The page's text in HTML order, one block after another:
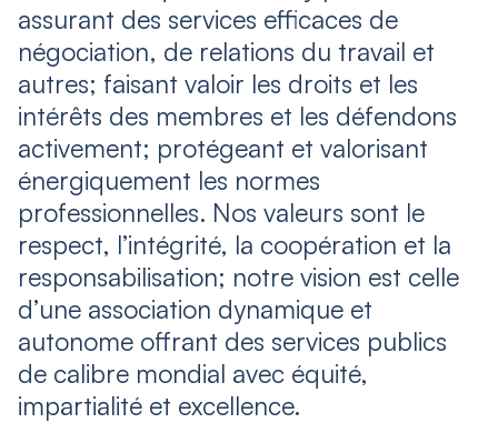
assurant des services efficaces de
négociation, de relations du travail et
autres; faisant valoir les droits et les
intérêts des membres et les défendons
activement; protégeant et valorisant
énergiquement les normes
professionnelles. Nos valeurs sont le
respect, l’intégrité, la coopération et la
responsabilisation; notre vision est celle
d’une association dynamique et
autonome offrant des services publics
de calibre mondial avec équité,
impartialité et excellence.